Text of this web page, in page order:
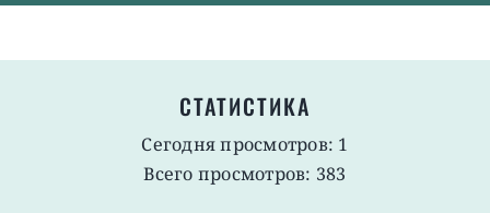
СТАТИСТИКА
Сегодня просмотров: 1
Всего просмотров: 383